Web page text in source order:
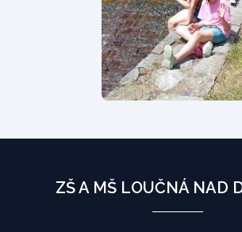
ZŠ A MŠ LOUČNÁ NAD